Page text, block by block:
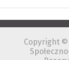
Copyright ©